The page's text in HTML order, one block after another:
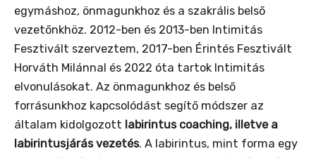
egymáshoz, önmagunkhoz és a szakrális belső
vezetőnkhöz. 2012-ben és 2013-ben Intimitás
Fesztivált szerveztem, 2017-ben Érintés Fesztivált
Horváth Milánnal és 2022 óta tartok Intimitás
elvonulásokat. Az önmagunkhoz és belső
forrásunkhoz kapcsolódást segítő módszer az
általam kidolgozott labirintus coaching, illetve a
labirintusjárás vezetés. A labirintus, mint forma egy